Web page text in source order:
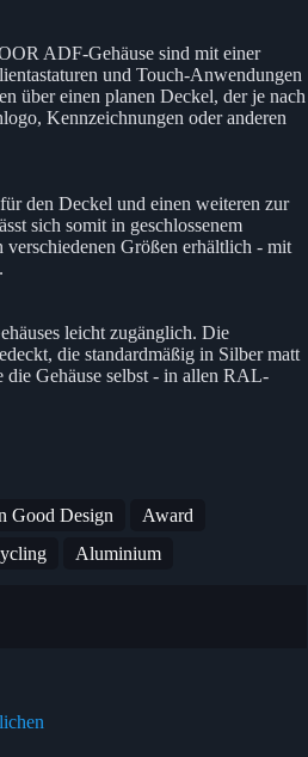
ADF-Gehäuse sind mit einer
und Touch-Anwendungen
über einen planen Deckel, der je nach
Kennzeichnungen oder anderen
den Deckel und einen weiteren zur
sich somit in geschlossenem
Größen erhältlich - mit
leicht zugänglich. Die
die standardmäßig in Silber matt
Gehäuse selbst - in allen RAL-
Good Design
Award
Aluminium